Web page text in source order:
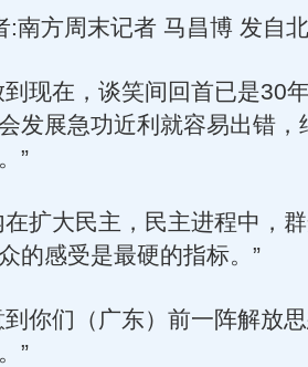
方周末记者 马昌博 发自
现在，谈笑间回首已是30
发展急功近利就容易出错，
”
大民主，民主进程中，群
的感受是最硬的指标。”
们（广东）前一阵解放思
”